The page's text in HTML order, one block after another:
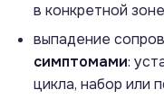
в конкретной
выпадение
симптомами:
цикла, набор или